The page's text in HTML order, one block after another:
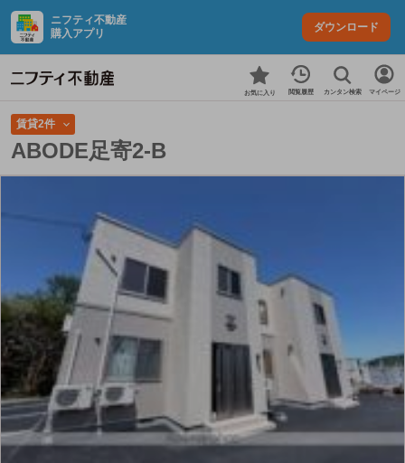
ニフティ不動産
購入アプリ
ダウンロード
お気に入り 閲覧履歴 カンタン検索 マイページ
賃貸2件
ABODE足寄2-B